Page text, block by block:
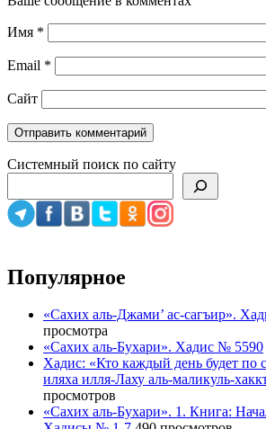
Имя *
Email *
Сайт
Системный поиск по сайту
Популярное
«Сахих аль-Джами’ ас-сагъир».
просмотра
«Сахих аль-Бухари». Хадис № 5590
Хадис: «Кто каждый день будет по
иляха илля-Лаху аль-маликуль-
просмотров
«Сахих аль-Бухари». 1. Книга: